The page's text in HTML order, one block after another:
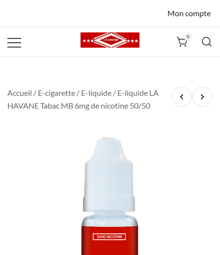
Mon compte
0
Accueil / E-cigarette / E-liquide / E-liquide LA
HAVANE Tabac MB 6mg de nicotine 50/50